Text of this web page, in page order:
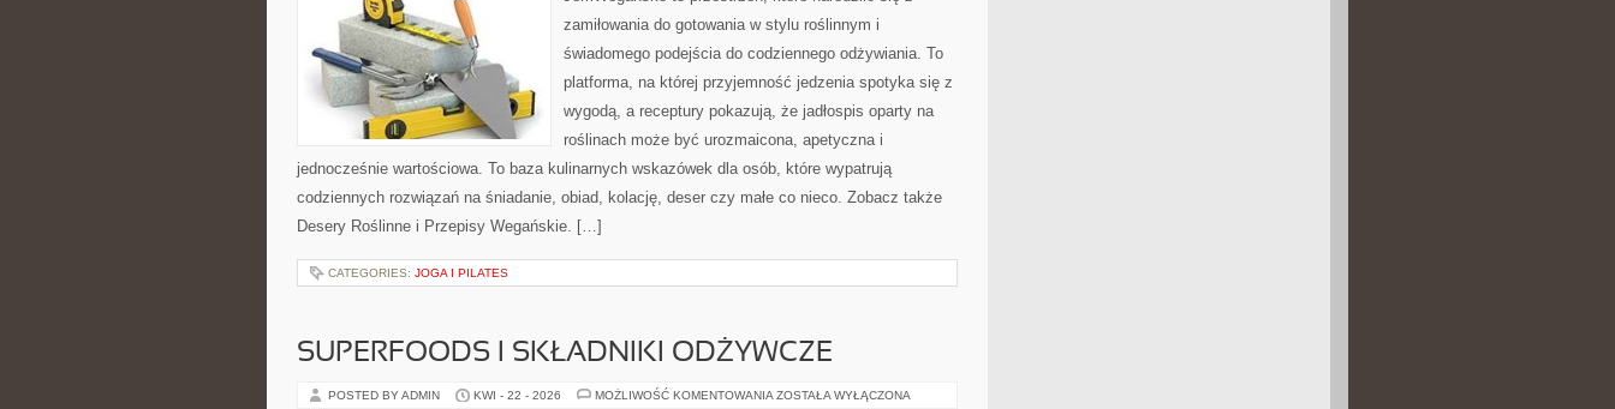
zamiłowania do gotowania w stylu roślinnym i
świadomego podejścia do codziennego odżywiania. To
platforma, na której przyjemność jedzenia spotyka się z
wygodą, a receptury pokazują, że jadłospis oparty na
roślinach może być urozmaicona, apetyczna i
jednocześnie wartościowa. To baza kulinarnych wskazówek dla osób, które wypatrują
codziennych rozwiązań na śniadanie, obiad, kolację, deser czy małe co nieco. Zobacz także
Desery Roślinne i Przepisy Wegańskie. […]
CATEGORIES: JOGA I PILATES
SUPERFOODS I SKŁADNIKI ODŻYWCZE
POSTED BY ADMIN KWI - 22 - 2026 MOŻLIWOŚĆ KOMENTOWANIA SUPERFOODS
ZOSTAŁA WYŁĄCZONA